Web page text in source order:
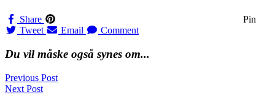
Share
Pin
Tweet
Email Comment
Du vil måske også synes om...
Navigation
til
Previous Post
Next Post